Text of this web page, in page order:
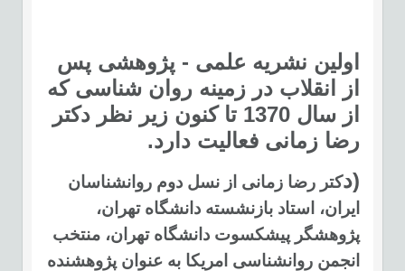
اولین نشریه علمی - پژوهشی پس
از انقلاب در زمینه روان شناسی که
از سال 1370 تا کنون زیر نظر دکتر
رضا زمانی فعالیت دارد.
(دکتر رضا زمانی از نسل دوم روانشناسان
ایران، استاد بازنشسته دانشگاه تهران،
پژوهشگر پیشکسوت دانشگاه تهران، منتخب
انجمن روانشناسی امریکا به عنوان پژوهشنده